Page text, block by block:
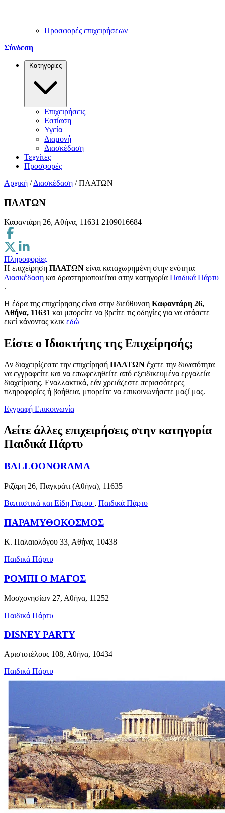
Προσφορές επιχειρήσεων
Σύνδεση
Κατηγορίες
Επιχειρήσεις
Εστίαση
Υγεία
Διαμονή
Διασκέδαση
Τεχνίτες
Προσφορές
Αρχική / Διασκέδαση / ΠΛΑΤΩΝ
ΠΛΑΤΩΝ
Καφαντάρη 26, Αθήνα, 11631 2109016684
Πληροφορίες
Η επιχείρηση ΠΛΑΤΩΝ είναι καταχωρημένη στην ενότητα
Διασκέδαση και δραστηριοποιείται στην κατηγορία Παιδικά Πάρτυ
.
H έδρα της επιχείρησης είναι στην διεύθυνση Καφαντάρη 26,
Αθήνα, 11631 και μπορείτε να βρείτε τις οδηγίες για να φτάσετε
εκεί κάνοντας κλικ εδώ
Είστε ο Ιδιοκτήτης της Επιχείρησής;
Αν διαχειρίζεστε την επιχείρησή ΠΛΑΤΩΝ έχετε την δυνατότητα
να εγγραφείτε και να επωφεληθείτε από εξειδικευμένα εργαλεία
διαχείρισης. Εναλλακτικά, εάν χρειάζεστε περισσότερες
πληροφορίες ή βοήθεια, μπορείτε να επικοινωνήσετε μαζί μας.
Εγγραφή Επικοινωνία
Δείτε άλλες επιχειρήσεις στην κατηγορία
Παιδικά Πάρτυ
BALLOONORAMA
Ριζάρη 26, Παγκράτι (Αθήνα), 11635
Βαπτιστικά και Είδη Γάμου , Παιδικά Πάρτυ
ΠΑΡΑΜΥΘΟΚΟΣΜΟΣ
Κ. Παλαιολόγου 33, Αθήνα, 10438
Παιδικά Πάρτυ
ΡΟΜΠΙ Ο ΜΑΓΟΣ
Μοσχονησίων 27, Αθήνα, 11252
Παιδικά Πάρτυ
DISNEY PARTY
Αριστοτέλους 108, Αθήνα, 10434
Παιδικά Πάρτυ